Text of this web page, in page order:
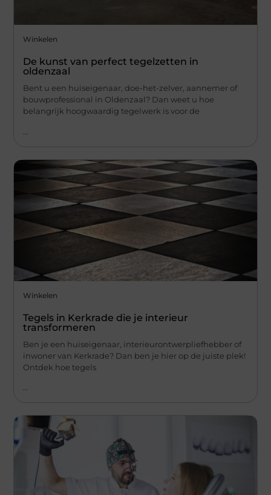
Winkelen
De kunst van perfect tegelzetten in
oldenzaal
Bent u een huiseigenaar, doe-het-zelver, aannemer of
bouwprofessional in Oldenzaal? Dan weet u hoe
belangrijk hoogwaardig tegelwerk is voor de
Winkelen
Tegels in Kerkrade die je interieur
transformeren
Ben je een huiseigenaar, interieurontwerpliefhebber of
inwoner van Kerkrade? Dan ben je hier op de juiste plek!
Ontdek hoe tegels